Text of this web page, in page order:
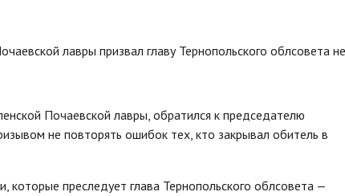
Почаевской лавры, обратился к председателю
не повторять ошибок тех, кто закрывал обитель в
преследует глава Тернопольского облсовета —